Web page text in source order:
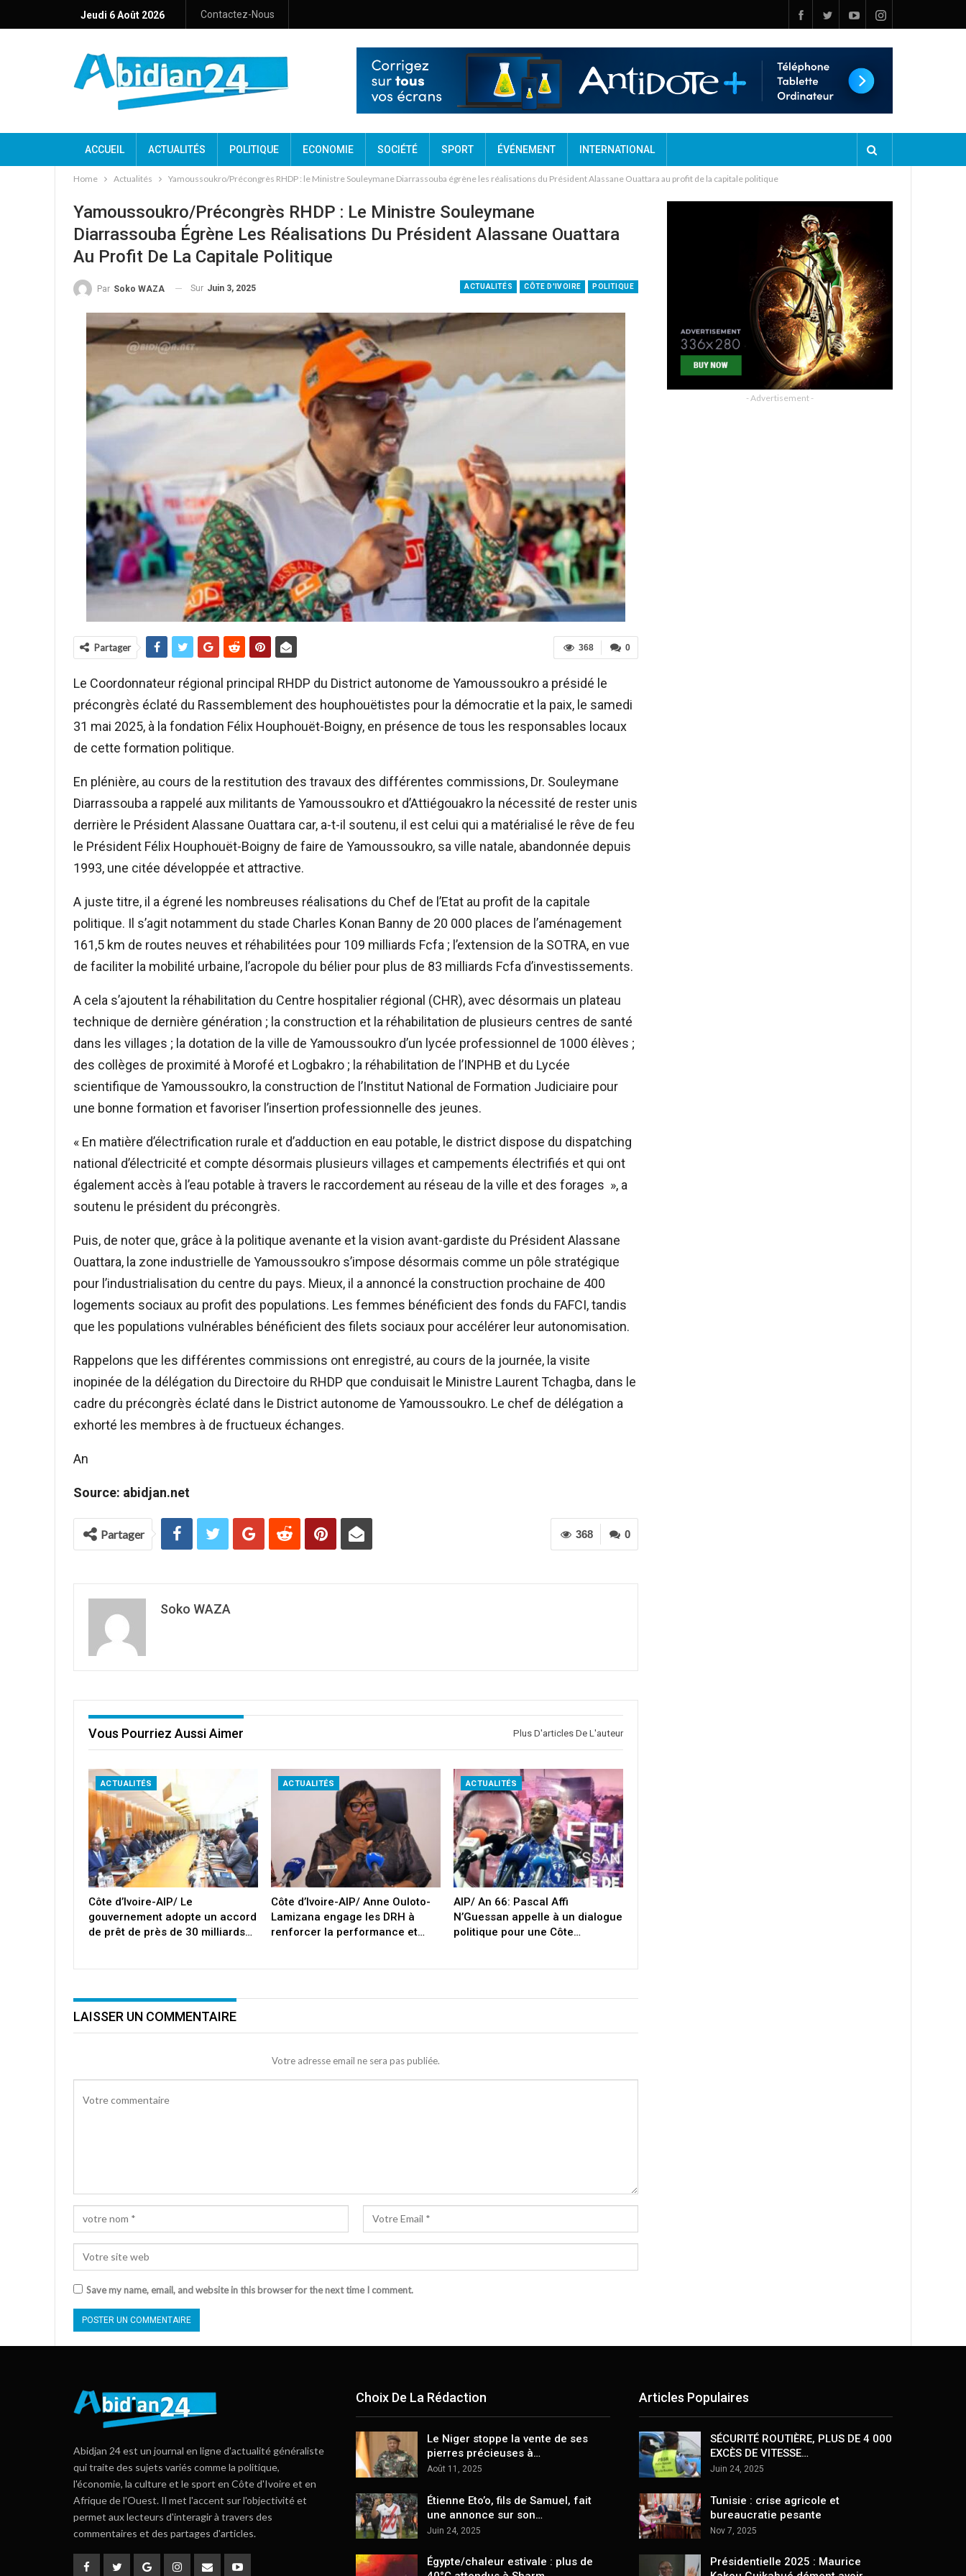
Jeudi 6 Août 2026 Contactez-Nous
ACCUEIL ACTUALITÉS POLITIQUE ECONOMIE SOCIÉTÉ SPORT ÉVÉNEMENT INTERNATIONAL
Home Actualités Yamoussoukro/Précongrès RHDP : le Ministre Souleymane Diarrassouba égrène les réalisations du Président Alassane Ouattara au profit de la capitale politique
Yamoussoukro/Précongrès RHDP : Le Ministre Souleymane
Diarrassouba Égrène Les Réalisations Du Président Alassane Ouattara
Au Profit De La Capitale Politique
ACTUALITÉS CÔTE D'IVOIRE POLITIQUE
Par Soko WAZA Sur Juin 3, 2025
0
368
Partager
Le Coordonnateur régional principal RHDP du District autonome de Yamoussoukro a présidé le
précongrès éclaté du Rassemblement des houphouëtistes pour la démocratie et la paix, le samedi
31 mai 2025, à la fondation Félix Houphouët-Boigny, en présence de tous les responsables locaux
de cette formation politique.
En plénière, au cours de la restitution des travaux des différentes commissions, Dr. Souleymane
Diarrassouba a rappelé aux militants de Yamoussoukro et d’Attiégouakro la nécessité de rester unis
derrière le Président Alassane Ouattara car, a-t-il soutenu, il est celui qui a matérialisé le rêve de feu
le Président Félix Houphouët-Boigny de faire de Yamoussoukro, sa ville natale, abandonnée depuis
1993, une citée développée et attractive.
A juste titre, il a égrené les nombreuses réalisations du Chef de l’Etat au profit de la capitale
politique. Il s’agit notamment du stade Charles Konan Banny de 20 000 places de l’aménagement
161,5 km de routes neuves et réhabilitées pour 109 milliards Fcfa ; l’extension de la SOTRA, en vue
de faciliter la mobilité urbaine, l’acropole du bélier pour plus de 83 milliards Fcfa d’investissements.
A cela s’ajoutent la réhabilitation du Centre hospitalier régional (CHR), avec désormais un plateau
technique de dernière génération ; la construction et la réhabilitation de plusieurs centres de santé
dans les villages ; la dotation de la ville de Yamoussoukro d’un lycée professionnel de 1000 élèves ;
des collèges de proximité à Morofé et Logbakro ; la réhabilitation de l’INPHB et du Lycée
scientifique de Yamoussoukro, la construction de l’Institut National de Formation Judiciaire pour
une bonne formation et favoriser l’insertion professionnelle des jeunes.
« En matière d’électrification rurale et d’adduction en eau potable, le district dispose du dispatching
national d’électricité et compte désormais plusieurs villages et campements électrifiés et qui ont
également accès à l’eau potable à travers le raccordement au réseau de la ville et des forages », a
soutenu le président du précongrès.
Puis, de noter que, grâce à la politique avenante et la vision avant-gardiste du Président Alassane
Ouattara, la zone industrielle de Yamoussoukro s’impose désormais comme un pôle stratégique
pour l’industrialisation du centre du pays. Mieux, il a annoncé la construction prochaine de 400
logements sociaux au profit des populations. Les femmes bénéficient des fonds du FAFCI, tandis
que les populations vulnérables bénéficient des filets sociaux pour accélérer leur autonomisation.
Rappelons que les différentes commissions ont enregistré, au cours de la journée, la visite
inopinée de la délégation du Directoire du RHDP que conduisait le Ministre Laurent Tchagba, dans le
cadre du précongrès éclaté dans le District autonome de Yamoussoukro. Le chef de délégation a
exhorté les membres à de fructueux échanges.
An
Source: abidjan.net
0
368
Partager
Soko WAZA
Vous Pourriez Aussi Aimer Plus D'articles De L'auteur
ACTUALITÉS
Côte d’Ivoire-AIP/ Le
gouvernement adopte un accord
de prêt de près de 30 milliards…
ACTUALITÉS
Côte d’Ivoire-AIP/ Anne Ouloto-
Lamizana engage les DRH à
renforcer la performance et…
ACTUALITÉS
AIP/ An 66: Pascal Affi
N’Guessan appelle à un dialogue
politique pour une Côte…
LAISSER UN COMMENTAIRE
Votre adresse email ne sera pas publiée.
Save my name, email, and website in this browser for the next time I comment.
- Advertisement -
Abidjan 24 est un journal en ligne d'actualité généraliste
qui traite des sujets variés comme la politique,
l'économie, la culture et le sport en Côte d'Ivoire et en
Afrique de l'Ouest. Il met l'accent sur l'objectivité et
permet aux lecteurs d'interagir à travers des
commentaires et des partages d'articles.
Choix De La Rédaction
Le Niger stoppe la vente de ses
pierres précieuses à…
Août 11, 2025
Étienne Eto’o, fils de Samuel, fait
une annonce sur son…
Juin 24, 2025
Égypte/chaleur estivale : plus de
Articles Populaires
SÉCURITÉ ROUTIÈRE, PLUS DE 4 000
EXCÈS DE VITESSE…
Juin 24, 2025
Tunisie : crise agricole et
bureaucratie pesante
Nov 7, 2025
Présidentielle 2025 : Maurice